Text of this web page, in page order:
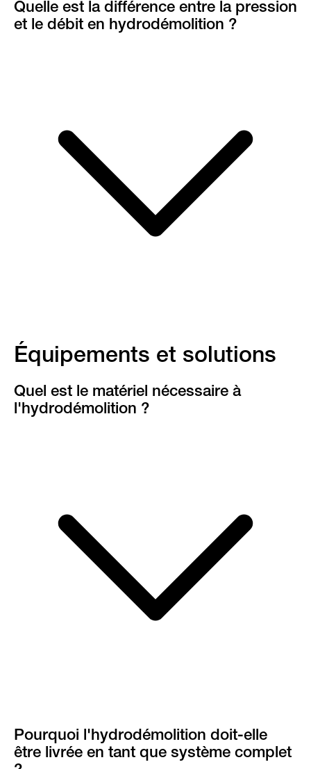
Quelle est la différence entre la pression
et le débit en hydrodémolition ?
Équipements et solutions
Quel est le matériel nécessaire à
l'hydrodémolition ?
Pourquoi l'hydrodémolition doit-elle
être livrée en tant que système complet